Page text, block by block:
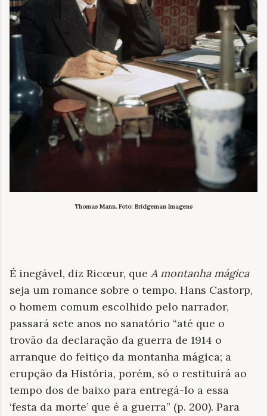
Thomas Mann. Foto: Bridgeman Imagens
É inegável, diz Ricœur, que A montanha mágica
seja um romance sobre o tempo. Hans Castorp,
o homem comum escolhido pelo narrador,
passará sete anos no sanatório “até que o
trovão da declaração da guerra de 1914 o
arranque do feitiço da montanha mágica; a
erupção da História, porém, só o restituirá ao
tempo dos de baixo para entregá-lo a essa
‘festa da morte’ que é a guerra” (p. 200). Para